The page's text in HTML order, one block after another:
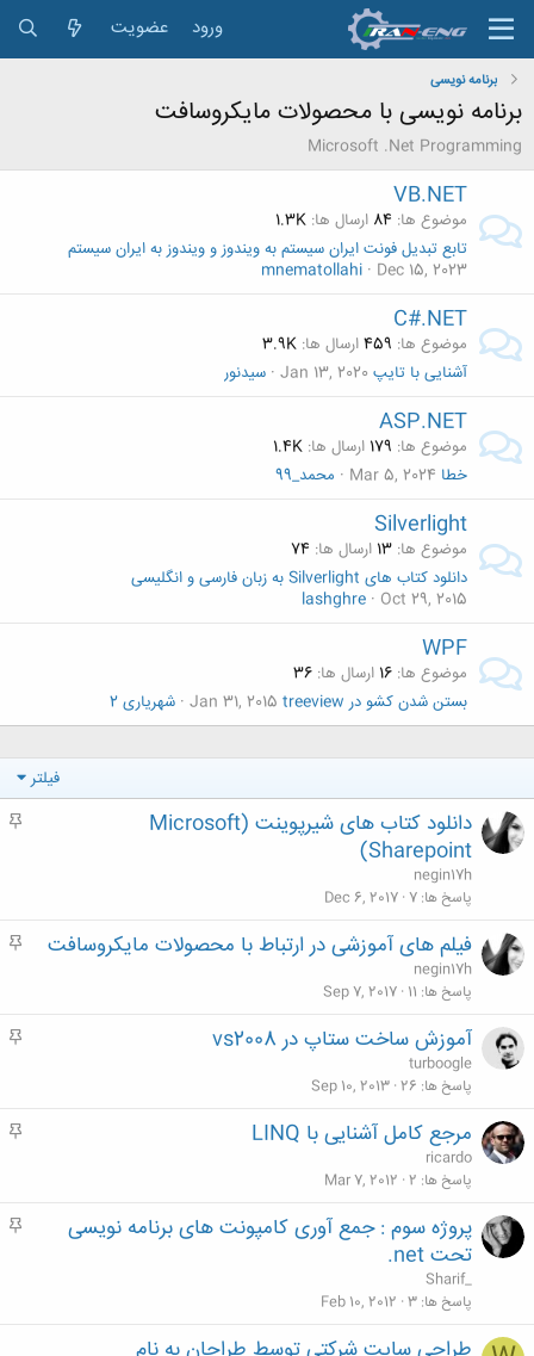
ورود عضویت
برنامه نویسی
برنامه نویسی با محصولات مایکروسافت
Microsoft .Net Programming
VB.NET
موضوع ها 84 ارسال ها 1.3K
تابع تبدیل فونت ایران سیستم به ویندوز و ویندوز به ایران سیستم
Dec 15, 2023
mnematollahi
C#.NET
موضوع ها 459ارسال ها 3.9K
آشنایی با تایپ Jan 13, 2020 سیدنور
ASP.NET
موضوع ها 179 ارسال ها 1.4K
خطا Mar 5, 2024 محمد_99
Silverlight
موضوع ها 13 ارسال ها 74
دانلود کتاب های Silverlight به زبان فارسی و انگلیسی
Oct 29, 2015
lashghre
WPF
موضوع ها 16 ارسال ها 36
بستن شدن کشو در treeview
Jan 31, 2015 شهریاری 2
فیلتر
م
دانلود کتاب های شیرپوینت (Microsoft
Sharepoint)
negin17h
پاسخ ها 7
Dec 6, 2017
م
فيلم های آموزشی در ارتباط با محصولات مايکروسافت
negin17h
پاسخ ها 11
Sep 7, 2017
م
آموزش ساخت ستاپ در vs2008
turboogle
پاسخ ها 26
Sep 10, 2013
م
مرجع کامل آشنایی با LINQ
ricardo
پاسخ ها 2
Mar 7, 2012
م
پروژه سوم : جمع آوری کامپونت های برنامه نویسی
تحت net.
Sharif_
پاسخ ها 3
Feb 10, 2012